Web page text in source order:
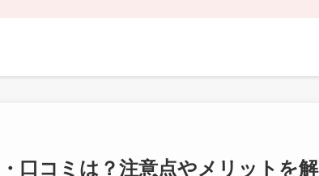
口コミは？注意点やメリットを解